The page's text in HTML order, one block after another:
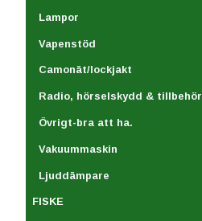
Lampor
Vapenstöd
Camonät/lockjakt
Radio, hörselskydd & tillbehör
Övrigt-bra att ha.
Vakuummaskin
Ljuddämpare
FISKE